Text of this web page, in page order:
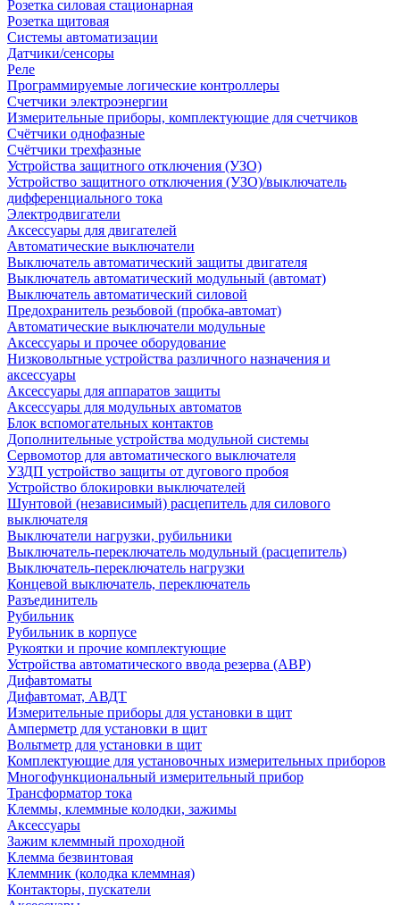
Розетка силовая стационарная
Розетка щитовая
Системы автоматизации
Датчики/сенсоры
Реле
Программируемые логические контроллеры
Счетчики электроэнергии
Измерительные приборы, комплектующие для счетчиков
Счётчики однофазные
Счётчики трехфазные
Устройства защитного отключения (УЗО)
Устройство защитного отключения (УЗО)/выключатель
дифференциального тока
Электродвигатели
Аксессуары для двигателей
Автоматические выключатели
Выключатель автоматический защиты двигателя
Выключатель автоматический модульный (автомат)
Выключатель автоматический силовой
Предохранитель резьбовой (пробка-автомат)
Автоматические выключатели модульные
Аксессуары и прочее оборудование
Низковольтные устройства различного назначения и
аксессуары
Аксессуары для аппаратов защиты
Аксессуары для модульных автоматов
Блок вспомогательных контактов
Дополнительные устройства модульной системы
Сервомотор для автоматического выключателя
УЗДП устройство защиты от дугового пробоя
Устройство блокировки выключателей
Шунтовой (независимый) расцепитель для силового
выключателя
Выключатели нагрузки, рубильники
Выключатель-переключатель модульный (расцепитель)
Выключатель-переключатель нагрузки
Концевой выключатель, переключатель
Разъединитель
Рубильник
Рубильник в корпусе
Рукоятки и прочие комплектующие
Устройства автоматического ввода резерва (АВР)
Дифавтоматы
Дифавтомат, АВДТ
Измерительные приборы для установки в щит
Амперметр для установки в щит
Вольтметр для установки в щит
Комплектующие для установочных измерительных приборов
Многофункциональный измерительный прибор
Трансформатор тока
Клеммы, клеммные колодки, зажимы
Аксессуары
Зажим клеммный проходной
Клемма безвинтовая
Клеммник (колодка клеммная)
Контакторы, пускатели